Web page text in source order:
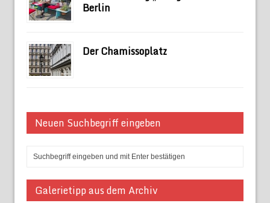
Berlin
Der Chamissoplatz
Neuen Suchbegriff eingeben
Galerietipp aus dem Archiv